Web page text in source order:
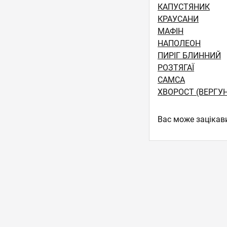
КАПУСТЯНИК
КРАУСАНИ
МАФІН
НАПОЛЕОН
ПИРІГ БЛИННИЙ
РОЗТЯГАЇ
САМСА
ХВОРОСТ
Вас може